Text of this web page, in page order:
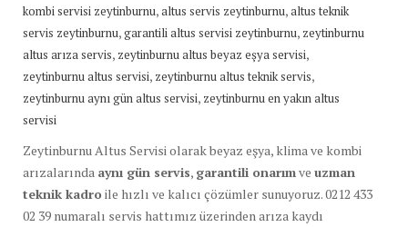
kombi servisi zeytinburnu,altus servis zeytinburnu,altus teknik
servis zeytinburnu,garantili altus servisi zeytinburnu, zeytinburnu
altus arıza servis, zeytinburnu altus beyaz eşya servisi,
zeytinburnu altus servisi, zeytinburnu altus teknik servis,
zeytinburnu aynı gün altus servisi, zeytinburnu en yakın altus
servisi
Zeytinburnu Altus Servisi olarak beyaz eşya, klima ve kombi
arızalarında aynı gün servis, garantili onarımve uzman
teknik kadro ile hızlı ve kalıcı çözümler sunuyoruz. 0212 433
02 39 numaralı servis hattımız üzerinden arıza kaydı